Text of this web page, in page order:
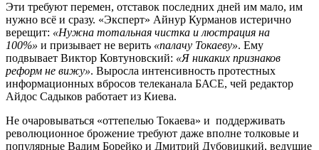
Эти требуют перемен, отставок последних дней им мало, им
нужно всё и сразу. «Эксперт» Айнур Курманов истерично
верещит: «Нужна тотальная чистка и люстрация на
100%» и призывает не верить «палачу Токаеву». Ему
подвывает Виктор Ковтуновский: «Я никаких признаков
реформ не вижу». Выросла интенсивность протестных
информационных вбросов телеканала БАСЕ, чей редактор
Айдос Садыков работает из Киева.
Не очаровываться «оттепелью Токаева» и поддерживать
революционное брожение требуют даже вполне толковые и
популярные Вадим Борейко и Дмитрий Дубовицкий, ведущие